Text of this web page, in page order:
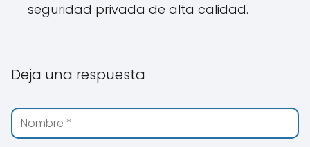
seguridad privada de alta calidad.
Deja una respuesta